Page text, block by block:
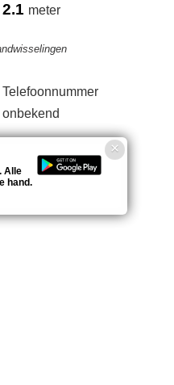
2.1 meter
Telefoonnummer
onbekend
Alle
hand.